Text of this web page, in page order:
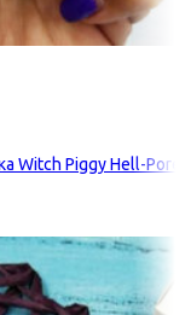
Witch Piggy Hell-Pore